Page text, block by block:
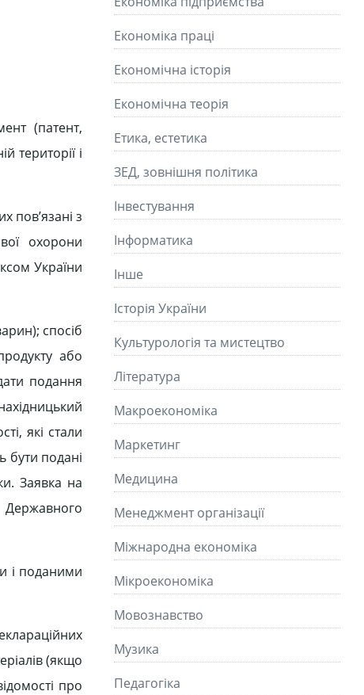
(патент,
території і
пов’язані з
охорони
України
спосіб
або
подання
які стали
бути подані
Заявка на
і поданими
(якщо
про
Економіка праці
Економічна історія
Економічна теорія
Етика, естетика
ЗЕД, зовнішня політика
Інвестування
Інформатика
Інше
Історія України
Культурологія та мистецтво
Літературa
Макроекономіка
Маркетинг
Медицина
Менеджмент організації
Міжнародна економіка
Мікроекономіка
Мовознавство
Музика
Педагогіка